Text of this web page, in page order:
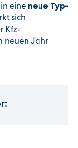
eine neue Typ-
sich
Kfz-
neuen Jahr